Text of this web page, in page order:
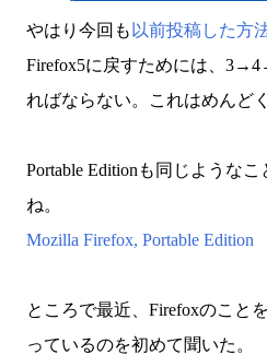
やはり今回も 以前投稿した方
Firefox5に戻すためには、
ればならない。これはめんど
Portable Editionも同じような
ね。
Mozilla Firefox, Portable Edition
ところで最近、Firefoxのこと
っているのを初めて聞いた。